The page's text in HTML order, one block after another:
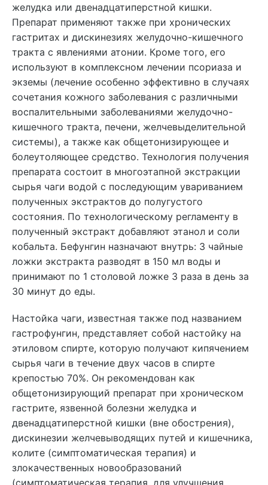
желудка или двенадцатиперстной кишки.
Препарат применяют также при хронических
гастритах и дискинезиях желудочно-кишечного
тракта с явлениями атонии. Кроме того, его
используют в комплексном лечении псориаза и
экземы (лечение особенно эффективно в случаях
сочетания кожного заболевания с различными
воспалительными заболеваниями желудочно-
кишечного тракта, печени, желчевыделительной
системы), а также как общетонизирующее и
болеутоляющее средство. Технология получения
препарата состоит в многоэтапной экстракции
сырья чаги водой с последующим увариванием
полученных экстрактов до полугустого
состояния. По технологическому регламенту в
полученный экстракт добавляют этанол и соли
кобальта. Бефунгин назначают внутрь: 3 чайные
ложки экстракта разводят в 150 мл воды и
принимают по 1 столовой ложке 3 раза в день за
30 минут до еды.
Настойка чаги, известная также под названием
гастрофунгин, представляет собой настойку на
этиловом спирте, которую получают кипячением
сырья чаги в течение двух часов в спирте
крепостью 70%. Он рекомендован как
общетонизирующий препарат при хроническом
гастрите, язвенной болезни желудка и
двенадцатиперстной кишки (вне обострения),
дискинезии желчевыводящих путей и кишечника,
колите (симптоматическая терапия) и
злокачественных новообразований
(симптоматическая терапия, для улучшения